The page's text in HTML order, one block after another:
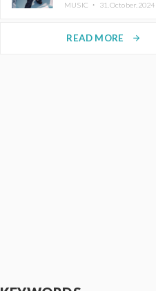
MUSIC ・ 31.October.2024
READ MORE arrow_forward